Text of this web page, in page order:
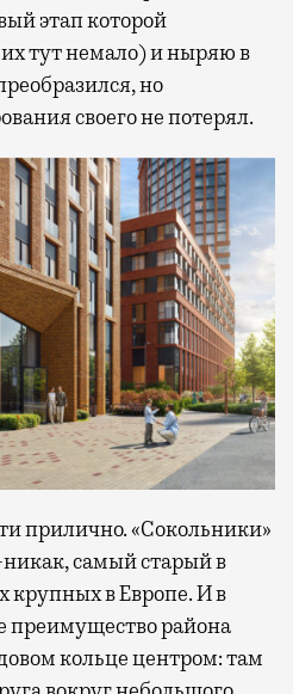
этап которой
тут немало) и ныряю в
но
своего не потерял.
прилично. «Сокольники»
самый старый в
крупных в Европе. И в
преимущество района
кольце центром: там